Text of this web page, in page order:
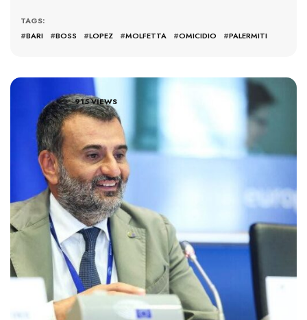
TAGS:
#BARI #BOSS #LOPEZ #MOLFETTA #OMICIDIO #PALERMITI
915 VIEWS